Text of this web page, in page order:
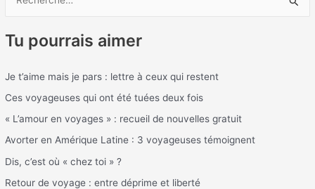
e
r
c
h
Tu pourrais aimer
Je t’aime mais je pars : lettre à ceux qui restent
Ces voyageuses qui ont été tuées deux fois
« L’amour en voyages » : recueil de nouvelles gratuit
Avorter en Amérique Latine : 3 voyageuses témoignent
Dis, c’est où « chez toi » ?
Retour de voyage : entre déprime et liberté